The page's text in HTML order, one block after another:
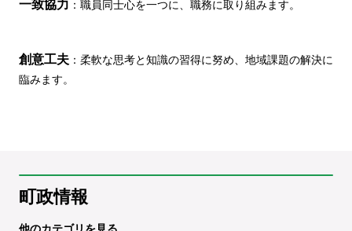
一致協力 ：職員同士心を一つに、職務に取り組みます。
創意工夫 ：柔軟な思考と知識の習得に努め、地域課題の解決に
臨みます。
町政情報
他のカテゴリを見る